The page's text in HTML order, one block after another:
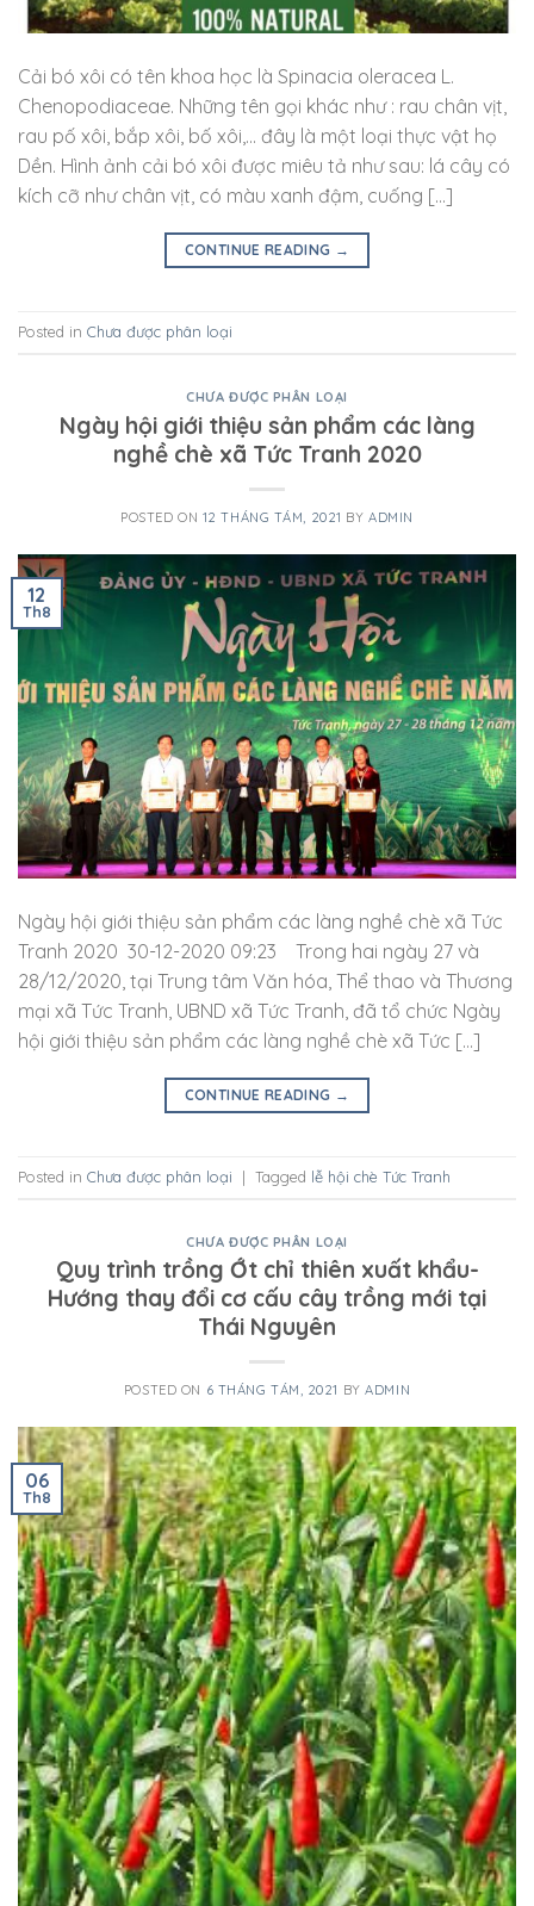
Cải bó xôi có tên khoa học là Spinacia oleracea L.
Chenopodiaceae. Những tên gọi khác như : rau chân vịt,
rau pố xôi, bắp xôi, bố xôi,… đây là một loại thực vật họ
Dền. Hình ảnh cải bó xôi được miêu tả như sau: lá cây có
kích cỡ như chân vịt, có màu xanh đậm, cuống […]
CONTINUE READING →
Posted in Chưa được phân loại
CHƯA ĐƯỢC PHÂN LOẠI
Ngày hội giới thiệu sản phẩm các làng
nghề chè xã Tức Tranh 2020
POSTED ON 12 THÁNG TÁM, 2021 BYADMIN
12
Th8
Ngày hội giới thiệu sản phẩm các làng nghề chè xã Tức
Tranh 2020 30-12-2020 09:23 Trong hai ngày 27 và
28/12/2020, tại Trung tâm Văn hóa, Thể thao và Thương
mại xã Tức Tranh, UBND xã Tức Tranh, đã tổ chức Ngày
hội giới thiệu sản phẩm các làng nghề chè xã Tức […]
CONTINUE READING →
Posted in Chưa được phân loại | Tagged lễ hội chè Tức Tranh
CHƯA ĐƯỢC PHÂN LOẠI
Quy trình trồng Ớt chỉ thiên xuất khẩu-
Hướng thay đổi cơ cấu cây trồng mới tại
Thái Nguyên
POSTED ON 6 THÁNG TÁM, 2021 BYADMIN
06
Th8